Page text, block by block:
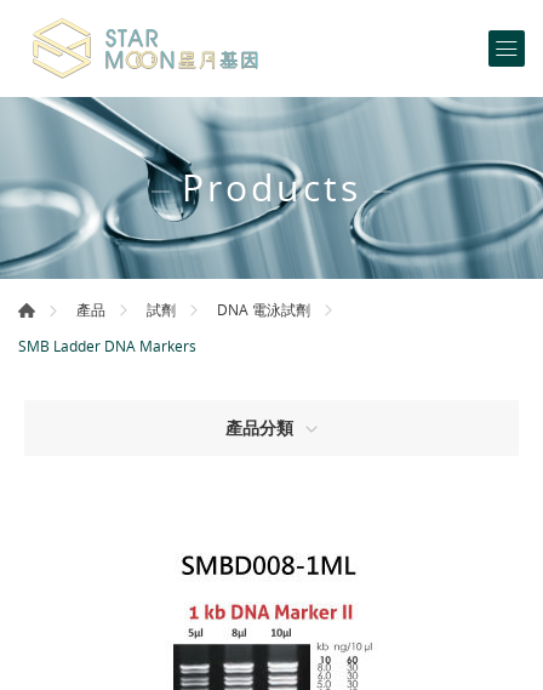
Products
產品 試劑
DNA 電泳試劑
SMB Ladder DNA Markers
產品分類